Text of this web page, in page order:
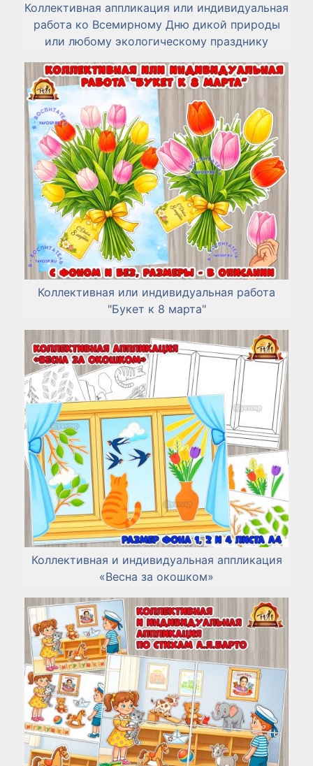
Коллективная аппликация или индивидуальная
работа ко Всемирному Дню дикой природы
или любому экологическому празднику
Коллективная или индивидуальная работа
"Букет к 8 марта"
Коллективная и индивидуальная аппликация
«Весна за окошком»